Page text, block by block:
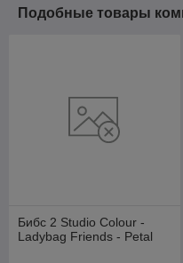
Подобные товары
Бибс 2 Studio Colour -
Ladybag Friends - Petal